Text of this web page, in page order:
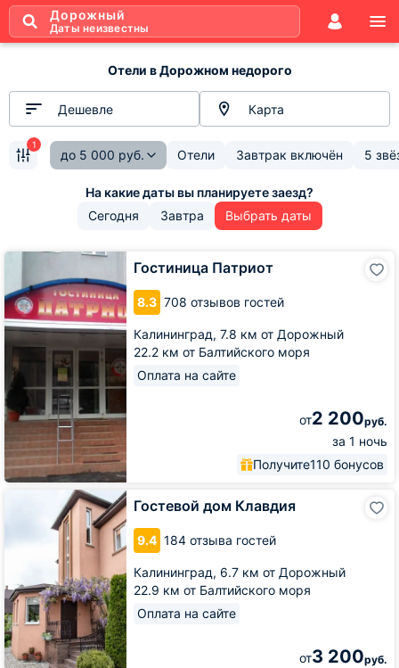
Дорожный
Даты неизвестны
Отели в Дорожном недорого
Дешевле Карта
до 5 000 руб. Отели Завтрак включён 5
1
Сегодня Завтра Выбрать даты
Гостиница Патриот
8.3 708 отзывов гостей
Калининград, 7.8 км от Дорожный
22.2 км от Балтийского моря
Оплата на сайте
от2 200руб.
за 1 ночь
Получите110 бонусов
Гостиница
Гостевой дом Клавдия
9.4 184 отзыва гостей
Калининград, 6.7 км от Дорожный
22.9 км от Балтийского моря
Оплата на сайте
от3 200руб.